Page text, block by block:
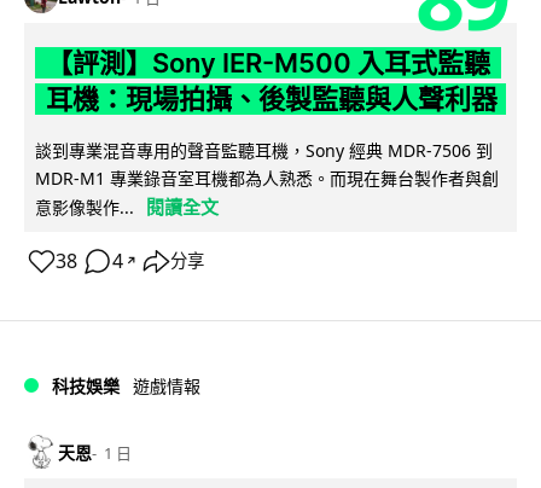
【評測】Sony IER-M500 入耳式監聽
耳機：現場拍攝、後製監聽與人聲利器
談到專業混音專用的聲音監聽耳機，Sony 經典 MDR-7506 到
MDR-M1 專業錄音室耳機都為人熟悉。而現在舞台製作者與創
意影像製作...
閱讀全文
38 4 ↗ 分享
科技娛樂 遊戲情報
天恩 1 日